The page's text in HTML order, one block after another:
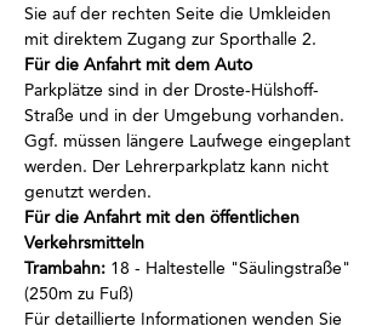
Sie auf der rechten Seite die Umkleiden
mit direktem Zugang zur Sporthalle 2.
Für die Anfahrt mit dem Auto
Parkplätze sind in der Droste-Hülshoff-
Straße und in der Umgebung vorhanden.
Ggf. müssen längere Laufwege eingeplant
werden. Der Lehrerparkplatz kann nicht
genutzt werden.
Für die Anfahrt mit den öffentlichen
Verkehrsmitteln
Trambahn: 18 - Haltestelle "Säulingstraße"
(250m zu Fuß)
Für detaillierte Informationen wenden Sie